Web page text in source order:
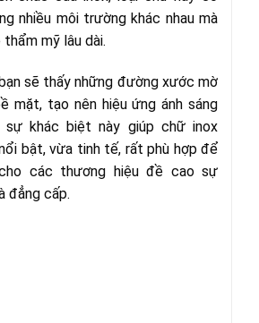
nhiều môi trường khác nhau mà
mỹ lâu dài.
sẽ thấy những đường xước mờ
mặt, tạo nên hiệu ứng ánh sáng
sự khác biệt này giúp chữ inox
bật, vừa tinh tế, rất phù hợp để
các thương hiệu đề cao sự
đẳng cấp.